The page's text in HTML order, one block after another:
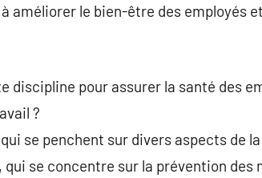
améliorer le bien-être des employés
pour assurer la santé des
?
se penchent sur divers aspects de
se concentre sur la prévention des